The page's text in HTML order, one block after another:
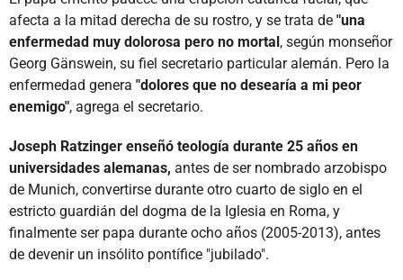
afecta a la mitad derecha de su rostro, y se trata de "una
enfermedad muy dolorosa pero no mortal, según monseñor
Georg Gänswein, su fiel secretario particular alemán. Pero la
enfermedad genera "dolores que no desearía a mi peor
enemigo", agrega el secretario.
Joseph Ratzinger enseñó teología durante 25 años en
universidades alemanas, antes de ser nombrado arzobispo
de Munich, convertirse durante otro cuarto de siglo en el
estricto guardián del dogma de la Iglesia en Roma, y
finalmente ser papa durante ocho años (2005-2013), antes
de devenir un insólito pontífice "jubilado".